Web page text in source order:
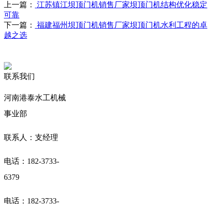
上一篇：
江苏镇江坝顶门机销售厂家坝顶门机结构优化稳定
可靠
下一篇：
福建福州坝顶门机销售厂家坝顶门机水利工程的卓
越之选
联系我们
河南港泰水工机械
事业部
联系人：支经理
电话：182-3733-
6379
电话：182-3733-